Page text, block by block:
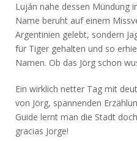
Luján nahe dessen Mündung
Name beruht auf einem
Argentinien gelebt, sondern
für Tiger gehalten und so
Namen. Ob das Jörg schon
Ein wirklich netter Tag mit
von Jörg, spannenden
Guide lernt man die Stadt
gracias Jorge!